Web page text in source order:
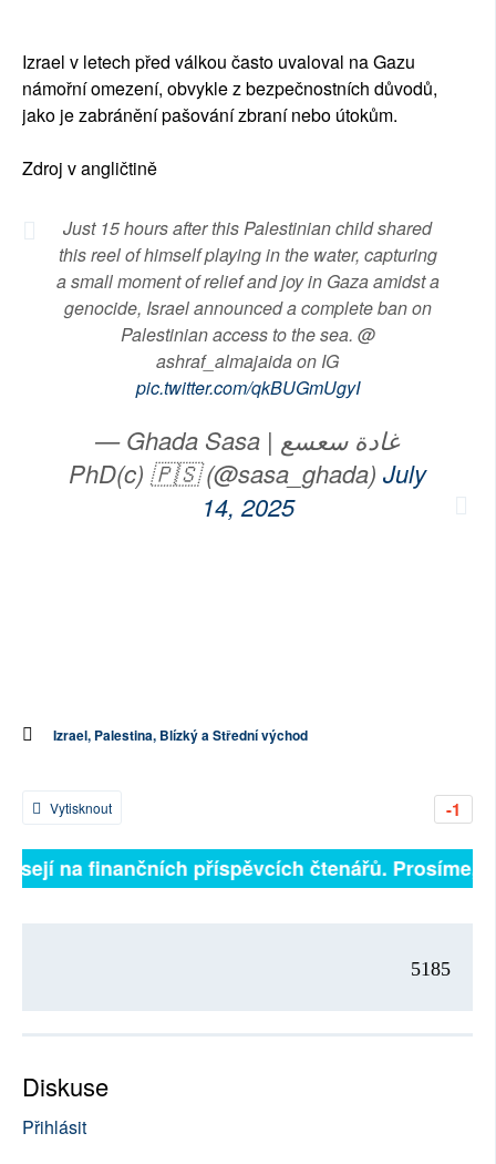
Izrael v letech před válkou často uvaloval na Gazu
námořní omezení, obvykle z bezpečnostních důvodů,
jako je zabránění pašování zbraní nebo útokům.
Zdroj v angličtině
Just 15 hours after this Palestinian child shared
this reel of himself playing in the water, capturing
a small moment of relief and joy in Gaza amidst a
genocide, Israel announced a complete ban on
Palestinian access to the sea. @
ashraf_almajaida on IG
pic.twitter.com/qkBUGmUgyI
— Ghada Sasa | غادة سعسع
PhD(c) 🇵🇸 (@sasa_ghada) July
14, 2025
Izrael, Palestina, Blízký a Střední východ
-1
Vytisknout
na finančních příspěvcích čtenářů. Prosíme,
5185
Diskuse
Přihlásit